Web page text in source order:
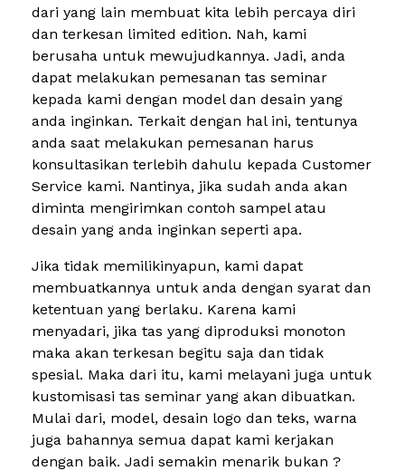
dari yang lain membuat kita lebih percaya diri
dan terkesan limited edition. Nah, kami
berusaha untuk mewujudkannya. Jadi, anda
dapat melakukan pemesanan tas seminar
kepada kami dengan model dan desain yang
anda inginkan. Terkait dengan hal ini, tentunya
anda saat melakukan pemesanan harus
konsultasikan terlebih dahulu kepada Customer
Service kami. Nantinya, jika sudah anda akan
diminta mengirimkan contoh sampel atau
desain yang anda inginkan seperti apa.
Jika tidak memilikinyapun, kami dapat
membuatkannya untuk anda dengan syarat dan
ketentuan yang berlaku. Karena kami
menyadari, jika tas yang diproduksi monoton
maka akan terkesan begitu saja dan tidak
spesial. Maka dari itu, kami melayani juga untuk
kustomisasi tas seminar yang akan dibuatkan.
Mulai dari, model, desain logo dan teks, warna
juga bahannya semua dapat kami kerjakan
dengan baik. Jadi semakin menarik bukan ?